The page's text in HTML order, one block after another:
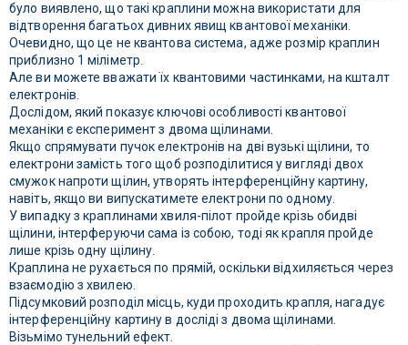
було виявлено, що такі краплини можна використати для
відтворення багатьох дивних явищ квантової механіки.
Очевидно, що це не квантова система, адже розмір краплин
приблизно 1 міліметр.
Але ви можете вважати їх квантовими частинками, на кшталт
електронів.
Дослідом, який показує ключові особливості квантової
механіки є експеримент з двома щілинами.
Якщо спрямувати пучок електронів на дві вузькі щілини, то
електрони замість того щоб розподілитися у вигляді двох
смужок напроти щілин, утворять інтерференційну картину,
навіть, якщо ви випускатимете електрони по одному.
У випадку з краплинами хвиля-пілот пройде крізь обидві
щілини, інтерферуючи сама із собою, тоді як крапля пройде
лише крізь одну щілину.
Краплина не рухається по прямій, оскільки відхиляється через
взаємодію з хвилею.
Підсумковий розподіл місць, куди проходить крапля, нагадує
інтерференційну картину в досліді з двома щілинами.
Візьмімо тунельний ефект.